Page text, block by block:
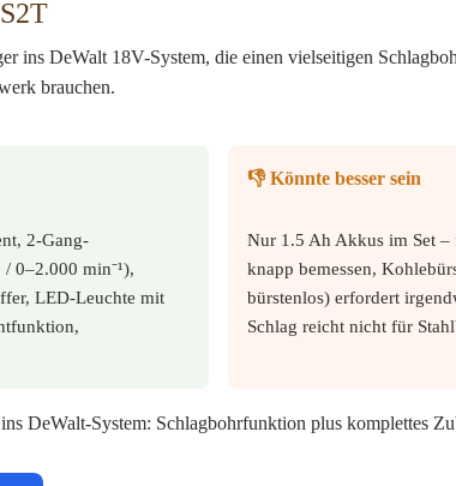
ins DeWalt 18V-System, die einen vielseitigen
brauchen.
2-Gang-
0–2.000 min⁻¹),
LED-Leuchte mit
👎 Könnte besser sein
Nur 1.5 Ah Akkus im Set –
knapp bemessen,
bürstenlos) erfordert
Schlag reicht nicht für
DeWalt-System: Schlagbohrfunktion plus komplettes